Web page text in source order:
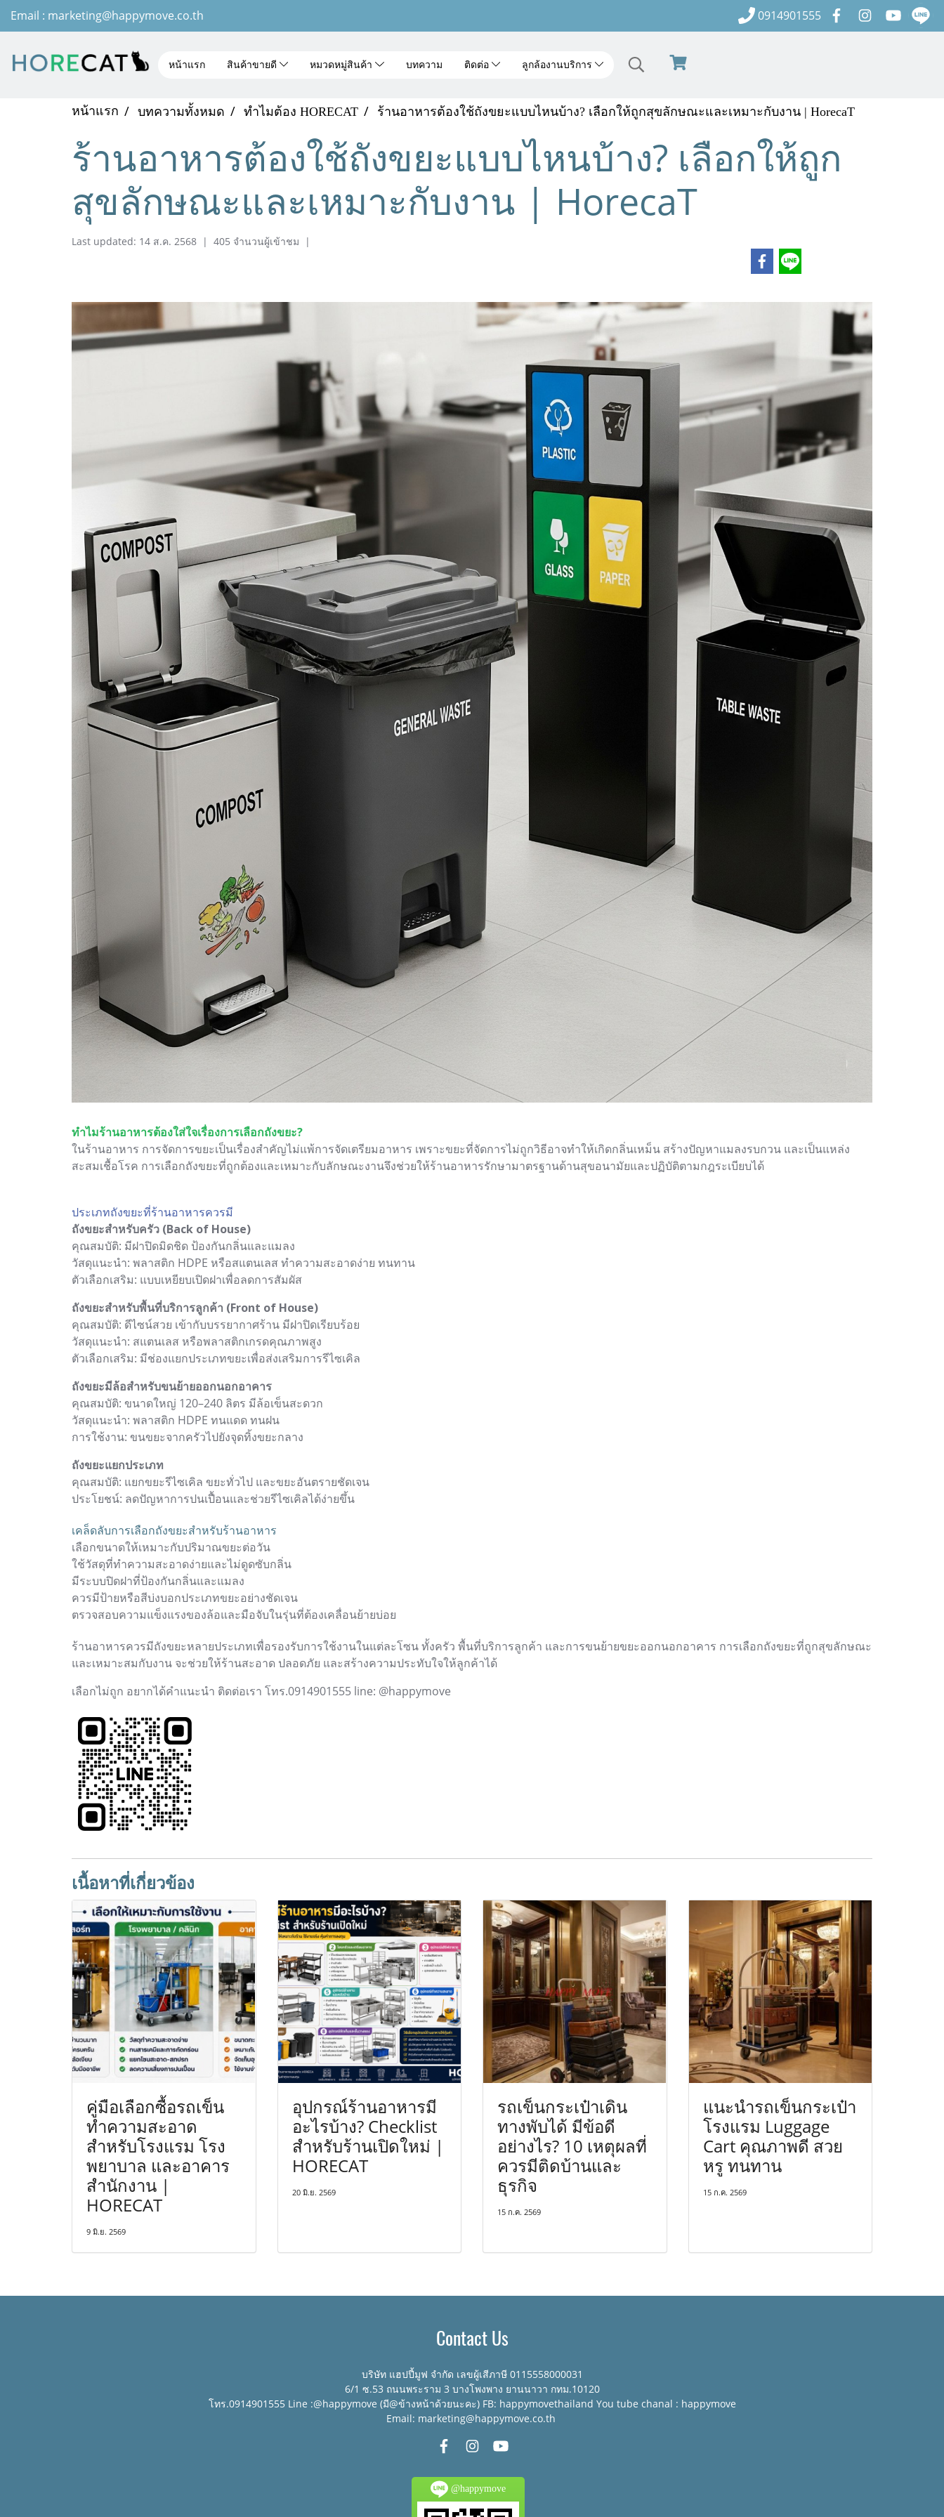
Email : marketing@happymove.co.th 0914901555
หน้าแรก สินค้าขายดี หมวดหมู่สินค้า บทความ ติดต่อ ลูกล้องานบริการ
หน้าแรก บทความทั้งหมด ทำไมต้อง HORECAT ร้านอาหารต้องใช้ถังขยะแบบไหนบ้าง? เลือกให้ถูกสุขลักษณะและเหมาะกับงาน | HorecaT
ร้านอาหารต้องใช้ถังขยะแบบไหนบ้าง? เลือกให้ถูก
สุขลักษณะและเหมาะกับงาน | HorecaT
Last updated: 14 ส.ค. 2568 | 405 จำนวนผู้เข้าชม |
ทำไมร้านอาหารต้องใส่ใจเรื่องการเลือกถังขยะ?
ในร้านอาหาร การจัดการขยะเป็นเรื่องสำคัญไม่แพ้การจัดเตรียมอาหาร เพราะขยะที่จัดการไม่ถูกวิธีอาจทำให้เกิดกลิ่นเหม็น สร้างปัญหาแมลงรบกวน และเป็นแหล่ง
สะสมเชื้อโรค การเลือกถังขยะที่ถูกต้องและเหมาะกับลักษณะงานจึงช่วยให้ร้านอาหารรักษามาตรฐานด้านสุขอนามัยและปฏิบัติตามกฎระเบียบได้
ประเภทถังขยะที่ร้านอาหารควรมี
ถังขยะสำหรับครัว (Back of House)
คุณสมบัติ: มีฝาปิดมิดชิด ป้องกันกลิ่นและแมลง
วัสดุแนะนำ: พลาสติก HDPE หรือสแตนเลส ทำความสะอาดง่าย ทนทาน
ตัวเลือกเสริม: แบบเหยียบเปิดฝาเพื่อลดการสัมผัส
ถังขยะสำหรับพื้นที่บริการลูกค้า (Front of House)
คุณสมบัติ: ดีไซน์สวย เข้ากับบรรยากาศร้าน มีฝาปิดเรียบร้อย
วัสดุแนะนำ: สแตนเลส หรือพลาสติกเกรดคุณภาพสูง
ตัวเลือกเสริม: มีช่องแยกประเภทขยะเพื่อส่งเสริมการรีไซเคิล
ถังขยะมีล้อสำหรับขนย้ายออกนอกอาคาร
คุณสมบัติ: ขนาดใหญ่ 120–240 ลิตร มีล้อเข็นสะดวก
วัสดุแนะนำ: พลาสติก HDPE ทนแดด ทนฝน
การใช้งาน: ขนขยะจากครัวไปยังจุดทิ้งขยะกลาง
ถังขยะแยกประเภท
คุณสมบัติ: แยกขยะรีไซเคิล ขยะทั่วไป และขยะอันตรายชัดเจน
ประโยชน์: ลดปัญหาการปนเปื้อนและช่วยรีไซเคิลได้ง่ายขึ้น
เคล็ดลับการเลือกถังขยะสำหรับร้านอาหาร
เลือกขนาดให้เหมาะกับปริมาณขยะต่อวัน
ใช้วัสดุที่ทำความสะอาดง่ายและไม่ดูดซับกลิ่น
มีระบบปิดฝาที่ป้องกันกลิ่นและแมลง
ควรมีป้ายหรือสีบ่งบอกประเภทขยะอย่างชัดเจน
ตรวจสอบความแข็งแรงของล้อและมือจับในรุ่นที่ต้องเคลื่อนย้ายบ่อย
ร้านอาหารควรมีถังขยะหลายประเภทเพื่อรองรับการใช้งานในแต่ละโซน ทั้งครัว พื้นที่บริการลูกค้า และการขนย้ายขยะออกนอกอาคาร การเลือกถังขยะที่ถูกสุขลักษณะ
และเหมาะสมกับงาน จะช่วยให้ร้านสะอาด ปลอดภัย และสร้างความประทับใจให้ลูกค้าได้
เลือกไม่ถูก อยากได้คำแนะนำ ติดต่อเรา โทร.0914901555 line: @happymove
เนื้อหาที่เกี่ยวข้อง
คู่มือเลือกซื้อรถเข็น
ทำความสะอาด
สำหรับโรงแรม โรง
พยาบาล และอาคาร
สำนักงาน |
HORECAT
9 มิ.ย. 2569
อุปกรณ์ร้านอาหารมี
อะไรบ้าง? Checklist
สำหรับร้านเปิดใหม่ |
HORECAT
20 มิ.ย. 2569
รถเข็นกระเป๋าเดิน
ทางพับได้ มีข้อดี
อย่างไร? 10 เหตุผลที่
ควรมีติดบ้านและ
ธุรกิจ
15 ก.ค. 2569
แนะนำรถเข็นกระเป๋า
โรงแรม Luggage
Cart คุณภาพดี สวย
หรู ทนทาน
15 ก.ค. 2569
Contact Us
บริษัท แฮปปี้มูฟ จำกัด เลขผู้เสีภาษี 0115558000031
6/1 ซ.53 ถนนพระราม 3 บางโพงพาง ยานนาวา กทม.10120
โทร.0914901555 Line :@happymove (มี@ข้างหน้าด้วยนะคะ) FB: happymovethailand You tube chanal : happymove
Email: marketing@happymove.co.th
@happymove